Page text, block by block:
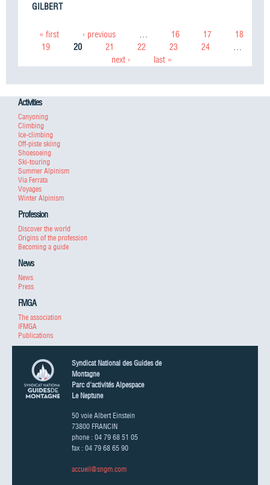
GILBERT
Pages« first ‹ previous 16 17
18
19
20 21 22 23 24
next ›
last »
Activities
Canyoning
Climbing
Ice-climbing
Off-piste skiing
Shoesoeing
Ski-touring
Summer Alpinism
Via Ferrata
Voyages
Winter Alpinism
Profession
Discover the world
Origins of the profession
Becoming a guide
News
News
Press
FMGA
The association
IFMGA
Publications
Syndicat National des Guides de
Montagne
Parc d'activités Alpespace
Le Neptune
50 voie Albert Einstein
73800 FRANCIN
phone : 04 79 68 51 05
fax : 04 79 68 65 90
accueil@sngm.com